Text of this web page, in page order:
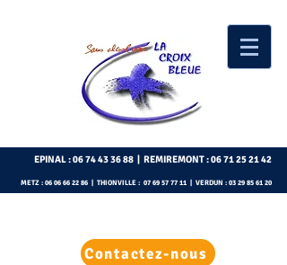
Contactez-nous
EPINAL :06 74 43 36 88 | REMIREMONT :06 71 25 21 42
METZ : 06 06 66 22 86| THIONVILLE : 07 69 57 77 11| VERDUN : 03 29 85 61 20